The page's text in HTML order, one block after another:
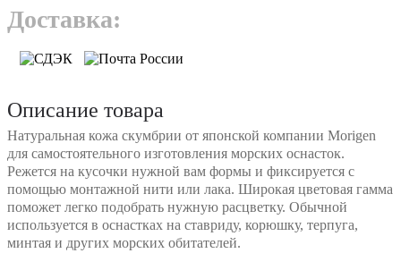
Доставка:
Описание товара
Натуральная кожа скумбрии от японской компании Morigen
для самостоятельного изготовления морских оснасток.
Режется на кусочки нужной вам формы и фиксируется с
помощью монтажной нити или лака. Широкая цветовая гамма
поможет легко подобрать нужную расцветку. Обычной
используется в оснастках на ставриду, корюшку, терпуга,
минтая и других морских обитателей.